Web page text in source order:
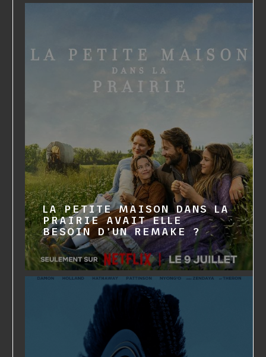
LA PETITE MAISON DANS LA
PRAIRIE AVAIT ELLE
BESOIN D'UN REMAKE ?